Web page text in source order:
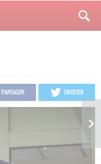
PARTAGER TWEETER